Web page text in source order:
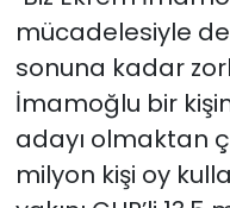
mücadelesiyle
sonuna kadar
İmamoğlu bir
adayı olmaktan
milyon kişi oy